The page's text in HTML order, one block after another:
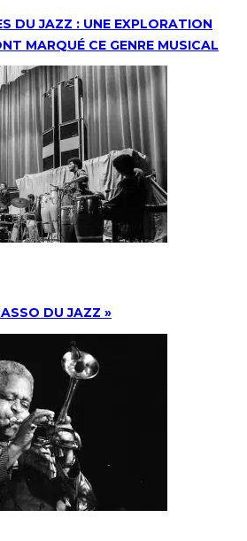
DU JAZZ : UNE EXPLORATION
MARQUÉ CE GENRE MUSICAL
DU JAZZ »